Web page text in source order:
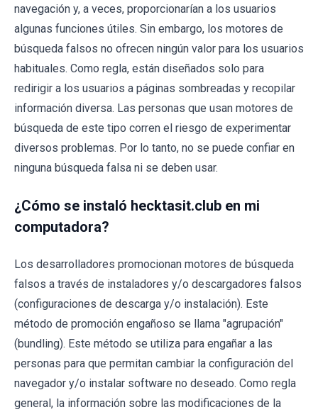
navegación y, a veces, proporcionarían a los usuarios
algunas funciones útiles. Sin embargo, los motores de
búsqueda falsos no ofrecen ningún valor para los usuarios
habituales. Como regla, están diseñados solo para
redirigir a los usuarios a páginas sombreadas y recopilar
información diversa. Las personas que usan motores de
búsqueda de este tipo corren el riesgo de experimentar
diversos problemas. Por lo tanto, no se puede confiar en
ninguna búsqueda falsa ni se deben usar.
¿Cómo se instaló hecktasit.club en mi
computadora?
Los desarrolladores promocionan motores de búsqueda
falsos a través de instaladores y/o descargadores falsos
(configuraciones de descarga y/o instalación). Este
método de promoción engañoso se llama "agrupación"
(bundling). Este método se utiliza para engañar a las
personas para que permitan cambiar la configuración del
navegador y/o instalar software no deseado. Como regla
general, la información sobre las modificaciones de la